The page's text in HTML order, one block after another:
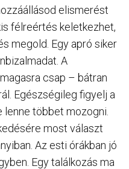
elismerést
félreértés keletkezhet,
megold. Egy apró siker
A
csap – bátran
Egészségileg figyelj a
többet mozogni.
most választ
Az esti órákban jó
Egy találkozás ma